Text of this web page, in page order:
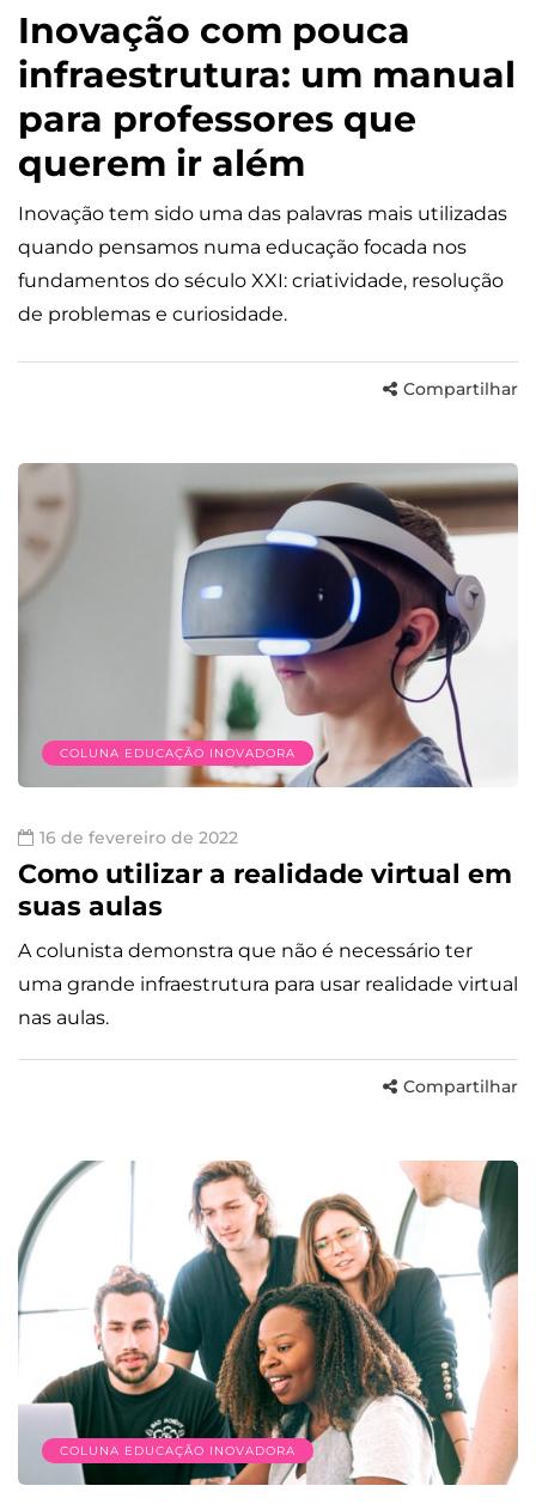
Inovação com pouca
infraestrutura: um manual
para professores que
querem ir além
Inovação tem sido uma das palavras mais utilizadas
quando pensamos numa educação focada nos
fundamentos do século XXI: criatividade, resolução
de problemas e curiosidade.
Compartilhar
COLUNA EDUCAÇÃO INOVADORA
16 de fevereiro de 2022
Como utilizar a realidade virtual em
suas aulas
A colunista demonstra que não é necessário ter
uma grande infraestrutura para usar realidade virtual
nas aulas.
Compartilhar
COLUNA EDUCAÇÃO INOVADORA